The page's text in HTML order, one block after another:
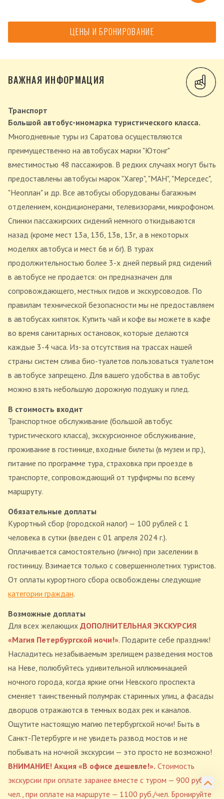
ЦЕНЫ И БРОНИРОВАНИЕ
ВАЖНАЯ ИНФОРМАЦИЯ
Транспорт
Большой автобус-иномарка туристического класса.
Многодневные туры из Саратова осуществляются
преимущественно на автобусах марки "Ютонг"
вместимостью 48 пассажиров. В редких случаях могут быть
предоставлены автобусы марок "Хагер", "МАН", "Мерседес",
"Неоплан" и др. Все автобусы оборудованы багажным
отделением, кондиционерами, телевизорами, микрофоном.
Спинки пассажирских сидений немного откидываются
назад (кроме мест 13а, 13б, 13в, 13г, а в некоторых
моделях автобуса и мест 6в и 6г). В турах
продолжительностью более 3-х дней первый ряд сидений
в автобусе не продается: он предназначен для
сопровождающего, местных гидов и экскурсоводов. По
правилам технической безопасности мы не предоставляем
в автобусах кипяток. Купить чай и кофе вы можете в кафе
во время санитарных остановок, которые делаются
каждые 3-4 часа. Из-за отсутствия на трассах нашей
страны систем слива био-туалетов пользоваться туалетом
в автобусе запрещено. Для вашего удобства в автобус
можно взять небольшую дорожную подушку и плед.
В стоимость входит
Транспортное обслуживание (большой автобус
туристического класса), экскурсионное обслуживание,
проживание в гостинице, входные билеты (в музеи и пр.),
питание по программе тура, страховка при проезде в
транспорте, сопровождающий от турфирмы по всему
маршруту.
Обязательные доплаты
Курортный сбор (городской налог) — 100 рублей с 1
человека в сутки (введен с 01 апреля 2024 г.).
Оплачивается самостоятельно (лично) при заселении в
гостиницу. Взимается только с совершеннолетних туристов.
От оплаты курортного сбора освобождены следующие
категории граждан.
Возможные доплаты
Для всех желающих ДОПОЛНИТЕЛЬНАЯ ЭКСКУРСИЯ
«Магия Петербургской ночи!». Подарите себе праздник!
Насладитесь незабываемым зрелищем разведения мостов
на Неве, полюбуйтесь удивительной иллюминацией
ночного города, когда яркие огни Невского проспекта
сменяет таинственный полумрак старинных улиц, а фасады
дворцов отражаются в темных водах рек и каналов.
Ощутите настоящую магию петербургской ночи! Быть в
Санкт-Петербурге и не увидеть развод мостов и не
побывать на ночной экскурсии — это просто не возможно!
ВНИМАНИЕ! Акция «В офисе дешевле!». Стоимость
экскурсии при оплате заранее вместе с туром — 900 руб./
чел., при оплате на маршруте — 1100 руб./чел. Бронируйте